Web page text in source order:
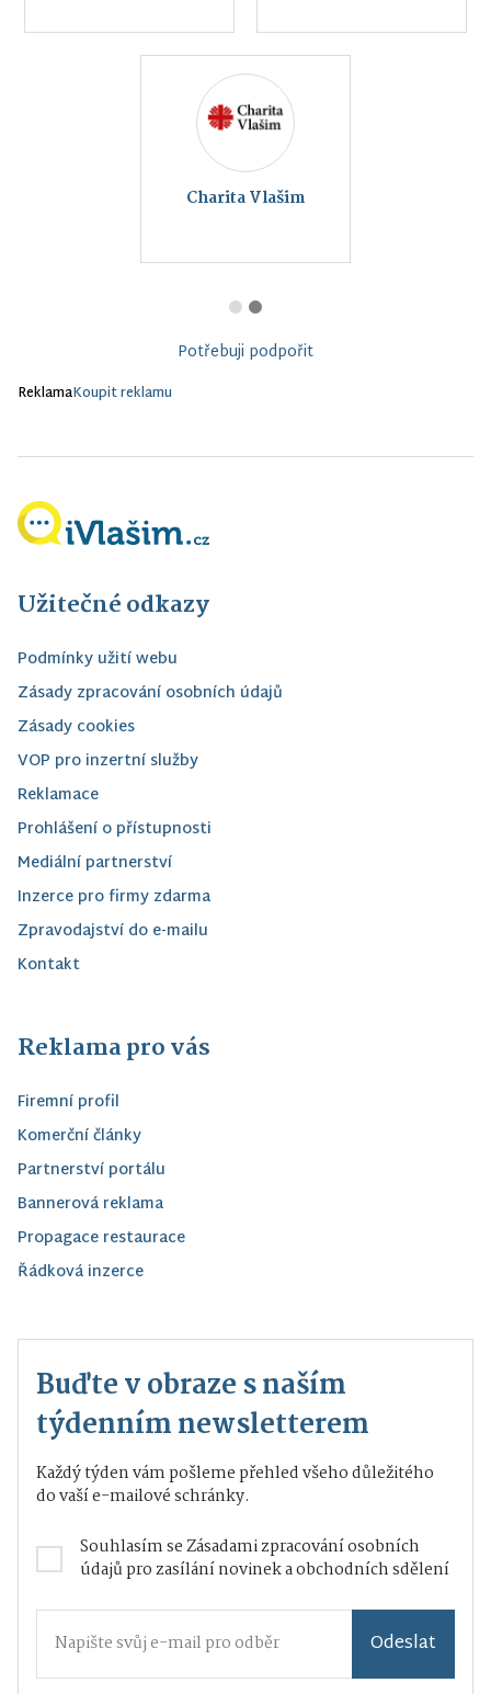
Charita Vlašim
Potřebuji podpořit
ReklamaKoupit reklamu
Užitečné odkazy
Podmínky užití webu
Zásady zpracování osobních údajů
Zásady cookies
VOP pro inzertní služby
Reklamace
Prohlášení o přístupnosti
Mediální partnerství
Inzerce pro firmy zdarma
Zpravodajství do e-mailu
Kontakt
Reklama pro vás
Firemní profil
Komerční články
Partnerství portálu
Bannerová reklama
Propagace restaurace
Řádková inzerce
Buďte v obraze s naším
týdenním newsletterem
Každý týden vám pošleme přehled všeho důležitého
do vaší e-mailové schránky.
Souhlasím seZásadami zpracování osobních
údajůpro zasílání novinek a obchodních sdělení
Odeslat